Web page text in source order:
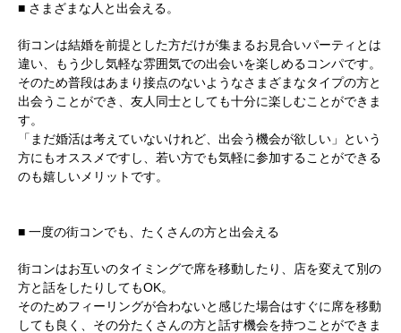
■ さまざまな人と出会える。
街コンは結婚を前提とした方だけが集まるお見合いパーティとは
違い、もう少し気軽な雰囲気での出会いを楽しめるコンパです。
そのため普段はあまり接点のないようなさまざまなタイプの方と
出会うことができ、友人同士としても十分に楽しむことができま
す。
「まだ婚活は考えていないけれど、出会う機会が欲しい」という
方にもオススメですし、若い方でも気軽に参加することができる
のも嬉しいメリットです。
■ 一度の街コンでも、たくさんの方と出会える
街コンはお互いのタイミングで席を移動したり、店を変えて別の
方と話をしたりしてもOK。
そのためフィーリングが合わないと感じた場合はすぐに席を移動
しても良く、その分たくさんの方と話す機会を持つことができま